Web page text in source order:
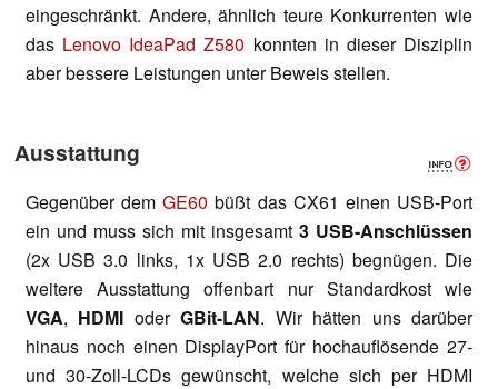
eingeschränkt. Andere, ähnlich teure Konkurrenten wie
das Lenovo IdeaPad Z580 konnten in dieser Disziplin
aber bessere Leistungen unter Beweis stellen.
Ausstattung
Gegenüber demGE60 büßt das CX61 einen USB-Port
ein und muss sich mit insgesamt 3 USB-Anschlüssen
(2x USB 3.0 links, 1x USB 2.0 rechts) begnügen. Die
weitere Ausstattung offenbart nur Standardkost wie
VGA, HDMI oderGBit-LAN. Wir hätten uns darüber
hinaus noch einen DisplayPort für hochauflösende 27-
und 30-Zoll-LCDs gewünscht, welche sich per HDMI